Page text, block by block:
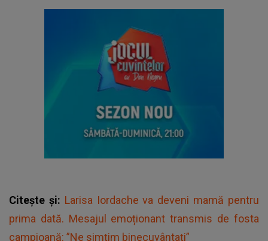
Citește și: Larisa Iordache va deveni mamă pentru
prima dată. Mesajul emoționant transmis de fosta
campioană: ”Ne simțim binecuvântați”